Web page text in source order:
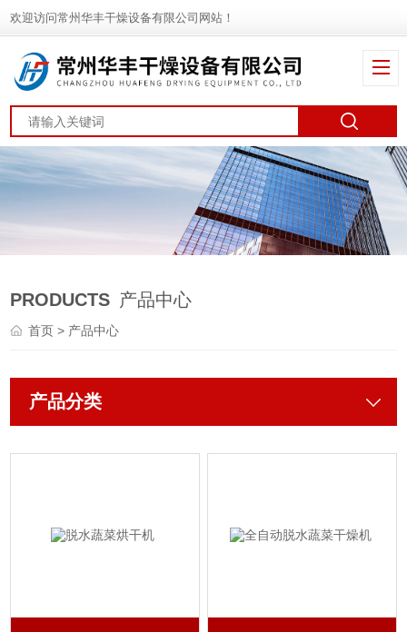
欢迎访问常州华丰干燥设备有限公司网站！
PRODUCTS 产品中心
首页> 产品中心
产品分类